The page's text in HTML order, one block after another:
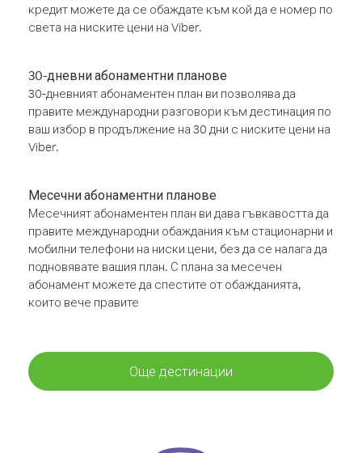
кредит можете да се обаждате към кой да е номер по
света на ниските цени на Viber.
30-дневни абонаментни планове
30-дневният абонаментен план ви позволява да
правите международни разговори към дестинация по
ваш избор в продължение на 30 дни с ниските цени на
Viber.
Месечни абонаментни планове
Месечният абонаментен план ви дава гъвкавостта да
правите международни обаждания към стационарни и
мобилни телефони на ниски цени, без да се налага да
подновявате вашия план. С плана за месечен
абонамент можете да спестите от обажданията,
които вече правите
Още дестинации